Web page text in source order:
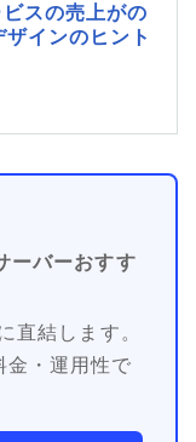
スの売上がの
インのヒント
ーバーおすす
直結します。
金・運用性で